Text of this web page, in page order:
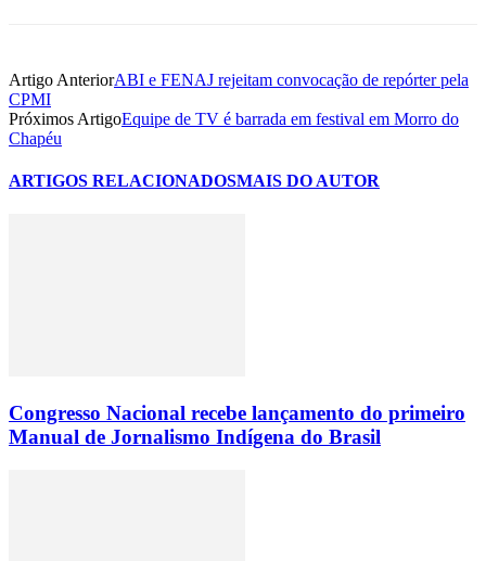
Artigo AnteriorABI e FENAJ rejeitam convocação de repórter pela
CPMI
Próximos ArtigoEquipe de TV é barrada em festival em Morro do
Chapéu
ARTIGOS RELACIONADOSMAIS DO AUTOR
Congresso Nacional recebe lançamento do primeiro
Manual de Jornalismo Indígena do Brasil